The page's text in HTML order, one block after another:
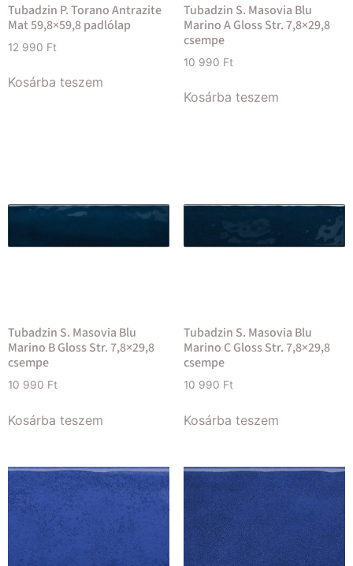
Tubadzin P. Torano Antrazite
Mat 59,8×59,8 padlólap
12 990 Ft
Kosárba teszem
Tubadzin S. Masovia Blu
Marino A Gloss Str. 7,8×29,8
csempe
10 990 Ft
Kosárba teszem
Tubadzin S. Masovia Blu
Marino B Gloss Str. 7,8×29,8
csempe
10 990 Ft
Kosárba teszem
Tubadzin S. Masovia Blu
Marino C Gloss Str. 7,8×29,8
csempe
10 990 Ft
Kosárba teszem